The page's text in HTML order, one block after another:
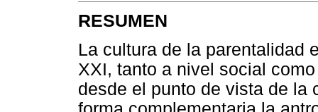
RESUMEN
La cultura de la parentalidad
XXI, tanto a nivel social
desde el punto de vista de la